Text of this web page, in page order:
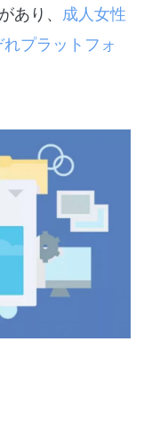
り、 成人女性
プラットフォ